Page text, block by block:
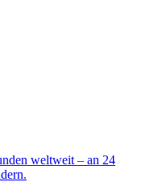
weltweit – an 24